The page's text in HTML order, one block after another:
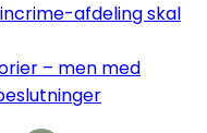
– men med